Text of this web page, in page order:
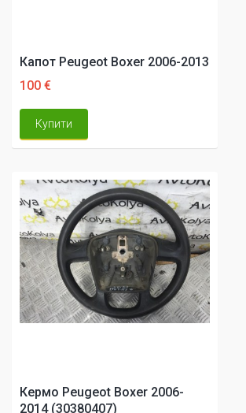
Капот Peugeot Boxer 2006-2013
100 €
Купити
Кермо Peugeot Boxer 2006-
2014 (30380407)